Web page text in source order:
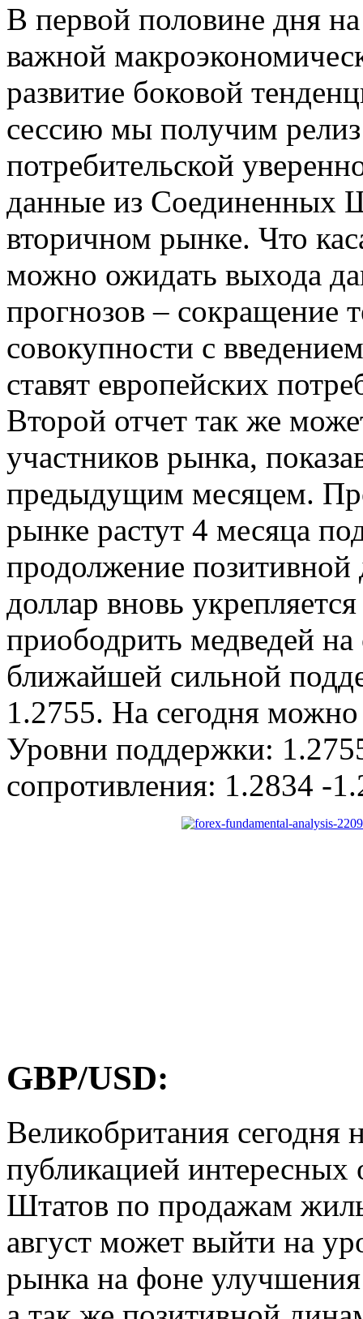
В первой половине дня
важной
развитие боковой
сессию мы получим
потребительской
данные из Соединенных
вторичном рынке. Что
можно ожидать выхода
прогнозов – сокращение
совокупности с
ставят европейских
Второй отчет так же
участников рынка,
предыдущим месяцем.
рынке растут 4 месяца
продолжение
доллар вновь
приободрить медведей
ближайшей сильной
1.2755. На сегодня
Уровни поддержки:
сопротивления: 1.2834 -
GBP/USD:
Великобритания сегодня
публикацией интересных
Штатов по продажам
август может выйти на
рынка на фоне улучшения